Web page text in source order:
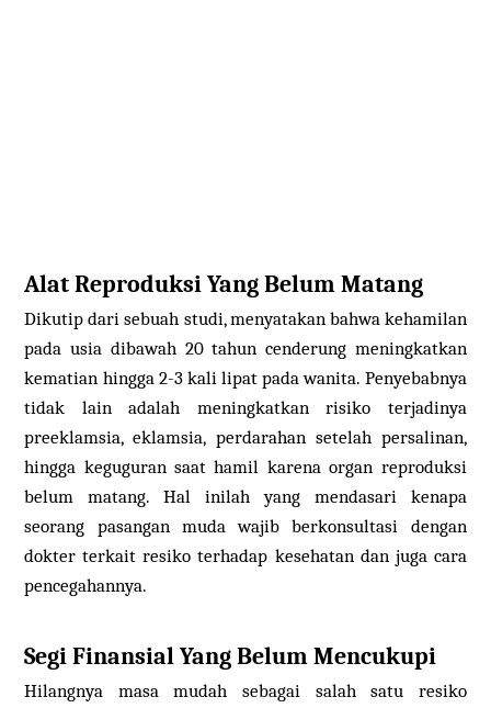
Alat Reproduksi Yang Belum Matang
Dikutip dari sebuah studi, menyatakan bahwa kehamilan
pada usia dibawah 20 tahun cenderung meningkatkan
kematian hingga 2-3 kali lipat pada wanita. Penyebabnya
tidak lain adalah meningkatkan risiko terjadinya
preeklamsia, eklamsia, perdarahan setelah persalinan,
hingga keguguran saat hamil karena organ reproduksi
belum matang. Hal inilah yang mendasari kenapa
seorang pasangan muda wajib berkonsultasi dengan
dokter terkait resiko terhadap kesehatan dan juga cara
pencegahannya.
Segi Finansial Yang Belum Mencukupi
Hilangnya masa mudah sebagai salah satu resiko